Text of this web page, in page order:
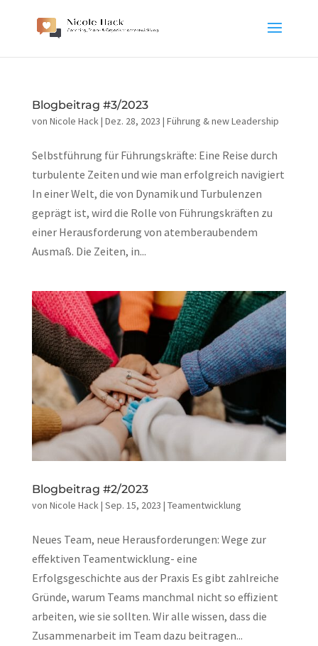
Blogbeitrag #3/2023
von Nicole Hack| Dez. 28, 2023 | Führung & new Leadership
Selbstführung für Führungskräfte: Eine Reise durch
turbulente Zeiten und wie man erfolgreich navigiert
In einer Welt, die von Dynamik und Turbulenzen
geprägt ist, wird die Rolle von Führungskräften zu
einer Herausforderung von atemberaubendem
Ausmaß. Die Zeiten, in...
Blogbeitrag #2/2023
von Nicole Hack| Sep. 15, 2023 | Teamentwicklung
Neues Team, neue Herausforderungen: Wege zur
effektiven Teamentwicklung- eine
Erfolgsgeschichte aus der Praxis Es gibt zahlreiche
Gründe, warum Teams manchmal nicht so effizient
arbeiten, wie sie sollten. Wir alle wissen, dass die
Zusammenarbeit im Team dazu beitragen...